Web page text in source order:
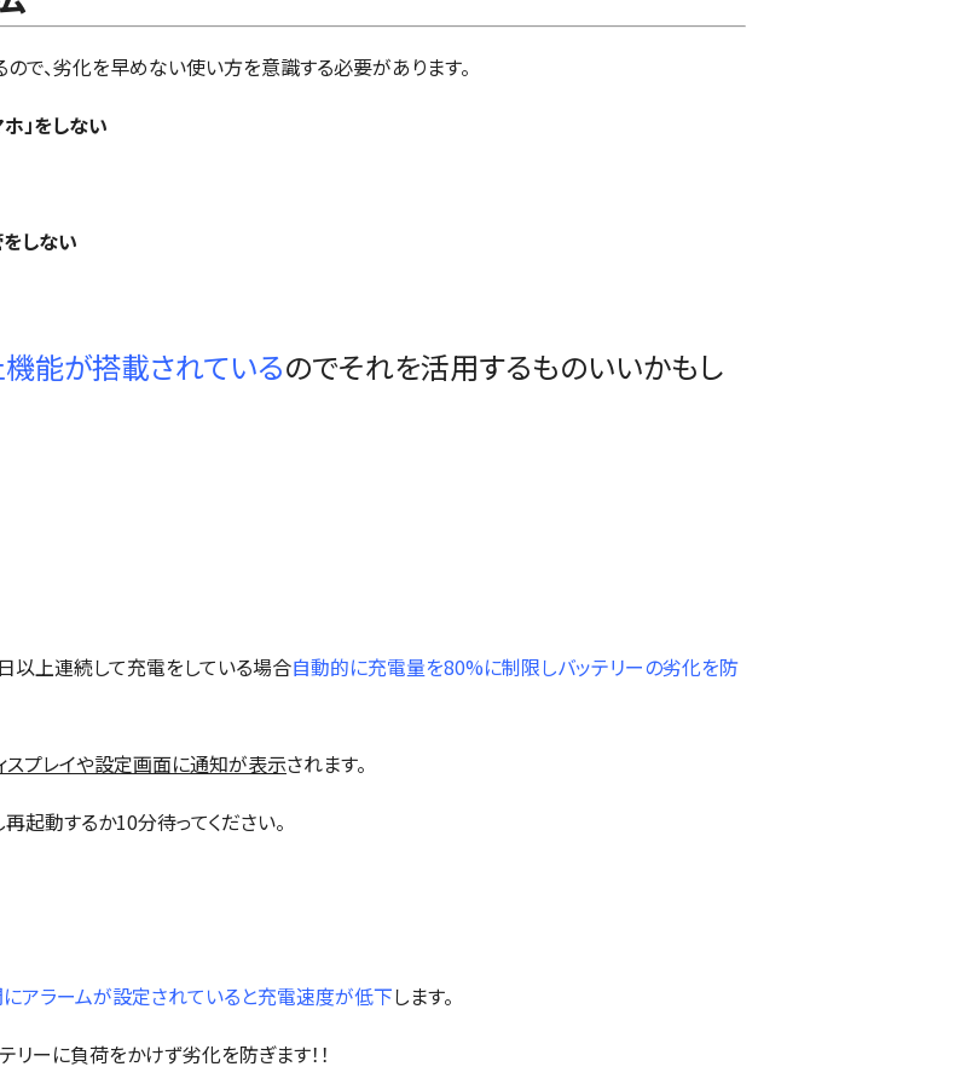
ので、劣化を早めない使い方を意識する必要があります。
」をしない
しない
能が搭載されているのでそれを活用するものいいかもし
以上連続して充電をしている場合自動的に充電量を80%に制限しバッテリーの劣化を防
スプレイや設定画面に通知が表示されます。
起動するか10分待ってください。
アラームが設定されていると充電速度が低下します。
ーに負荷をかけず劣化を防ぎます！！